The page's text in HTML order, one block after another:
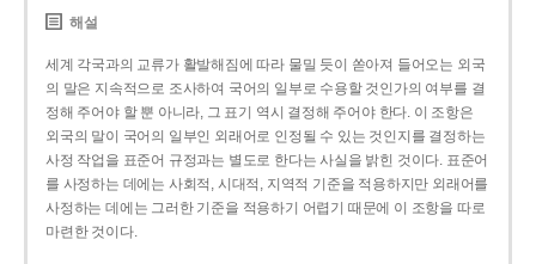
해설
세계 각국과의 교류가 활발해짐에 따라 물밀 듯이 쏟아져 들어오는 외국
의 말은 지속적으로 조사하여 국어의 일부로 수용할 것인가의 여부를 결
정해 주어야 할 뿐 아니라, 그 표기 역시 결정해 주어야 한다. 이 조항은
외국의 말이 국어의 일부인 외래어로 인정될 수 있는 것인지를 결정하는
사정 작업을 표준어 규정과는 별도로 한다는 사실을 밝힌 것이다. 표준어
를 사정하는 데에는 사회적, 시대적, 지역적 기준을 적용하지만 외래어를
사정하는 데에는 그러한 기준을 적용하기 어렵기 때문에 이 조항을 따로
마련한 것이다.